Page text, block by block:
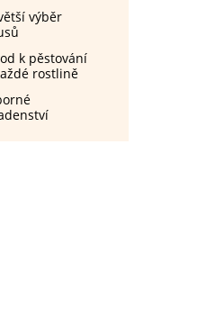
výběr
k pěstování
rostlině